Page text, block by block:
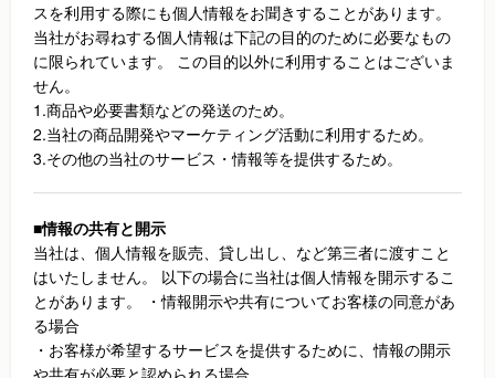
スを利用する際にも個人情報をお聞きすることがあります。
当社がお尋ねする個人情報は下記の目的のために必要なもの
に限られています。 この目的以外に利用することはございま
せん。
1.商品や必要書類などの発送のため。
2.当社の商品開発やマーケティング活動に利用するため。
3.その他の当社のサービス・情報等を提供するため。
■情報の共有と開示
当社は、個人情報を販売、貸し出し、など第三者に渡すこと
はいたしません。 以下の場合に当社は個人情報を開示するこ
とがあります。 ・情報開示や共有についてお客様の同意があ
る場合
・お客様が希望するサービスを提供するために、情報の開示
や共有が必要と認められる場合